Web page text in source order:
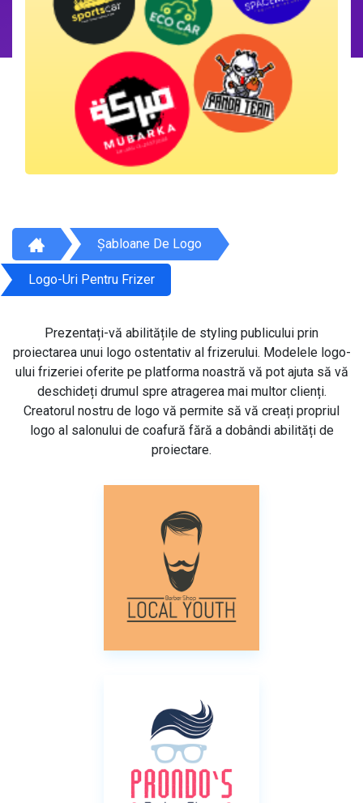
Șabloane De Logo
Logo-Uri Pentru Frizer
Prezentați-vă abilitățile de styling publicului prin
proiectarea unui logo ostentativ al frizerului. Modelele logo-
ului frizeriei oferite pe platforma noastră vă pot ajuta să vă
deschideți drumul spre atragerea mai multor clienți.
Creatorul nostru de logo vă permite să vă creați propriul
logo al salonului de coafură fără a dobândi abilități de
proiectare.